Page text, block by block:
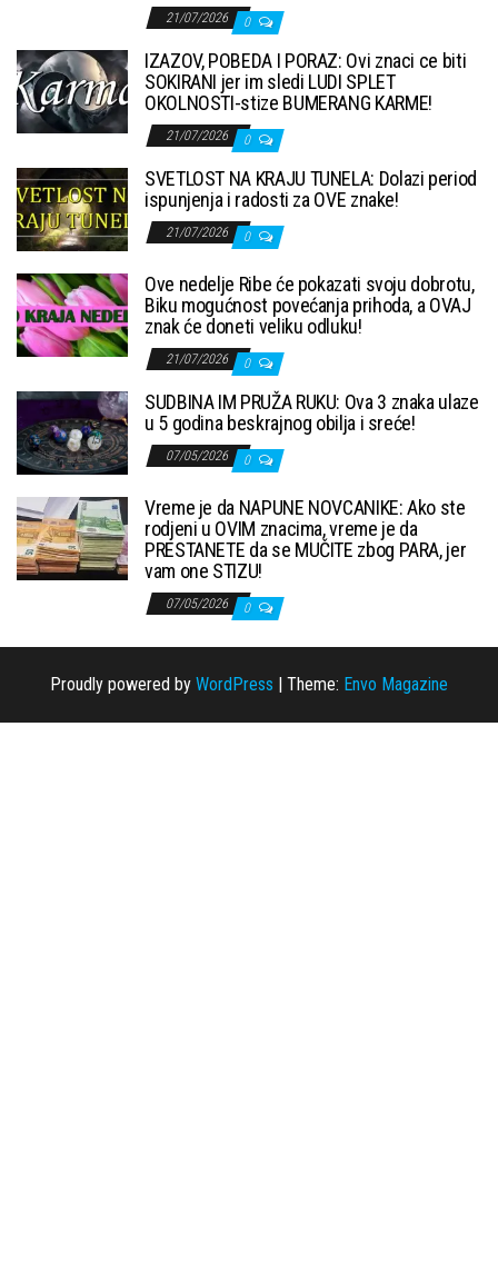
21/07/2026 0
IZAZOV, POBEDA I PORAZ: Ovi znaci ce biti
SOKIRANI jer im sledi LUDI SPLET
OKOLNOSTI-stize BUMERANG KARME!
21/07/2026 0
SVETLOST NA KRAJU TUNELA: Dolazi period
ispunjenja i radosti za OVE znake!
21/07/2026 0
Ove nedelje Ribe će pokazati svoju dobrotu,
Biku mogućnost povećanja prihoda, a OVAJ
znak će doneti veliku odluku!
21/07/2026 0
SUDBINA IM PRUŽA RUKU: Ova 3 znaka ulaze
u 5 godina beskrajnog obilja i sreće!
07/05/2026 0
Vreme je da NAPUNE NOVCANIKE: Ako ste
rodjeni u OVIM znacima, vreme je da
PRESTANETE da se MUČITE zbog PARA, jer
vam one STIZU!
07/05/2026 0
Proudly powered by WordPress Theme: Envo Magazine